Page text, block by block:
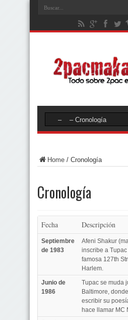
Home / Cronología
Cronología
Fecha Descripción
Septiembre
de 1983
Afeni Shakur
inscribe a
famosa 127th
Harlem.
Junio de
1986
Tupac se muda
Baltimore,
escribir su
hace llamar MC